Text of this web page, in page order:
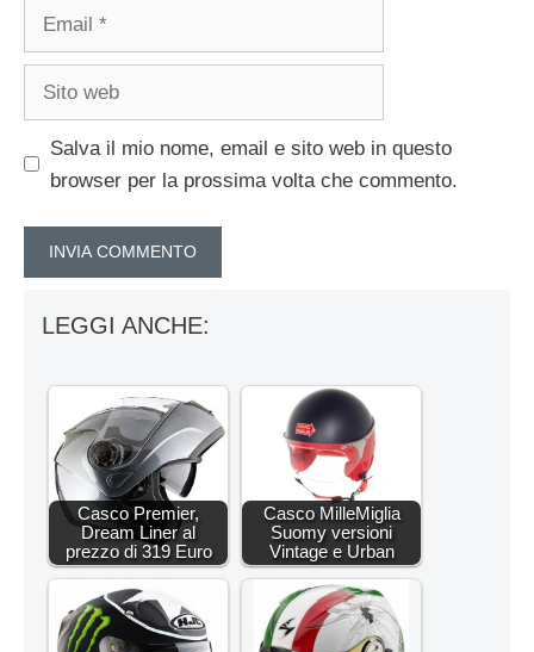
Salva il mio nome, email e sito web in questo
browser per la prossima volta che commento.
LEGGI ANCHE:
Casco Premier,
Dream Liner al
prezzo di 319 Euro
Casco MilleMiglia
Suomy versioni
Vintage e Urban